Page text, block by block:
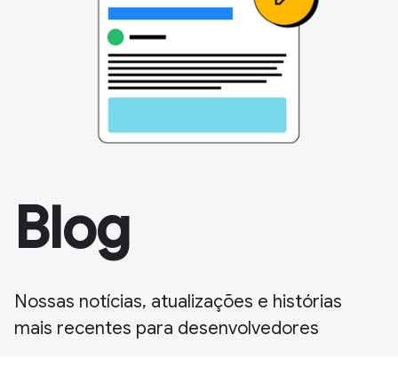
Blog
Nossas notícias, atualizações e histórias
mais recentes para desenvolvedores